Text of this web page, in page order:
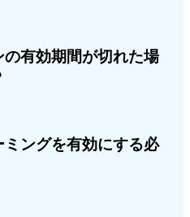
有効期間が切れた場
ングを有効にする必